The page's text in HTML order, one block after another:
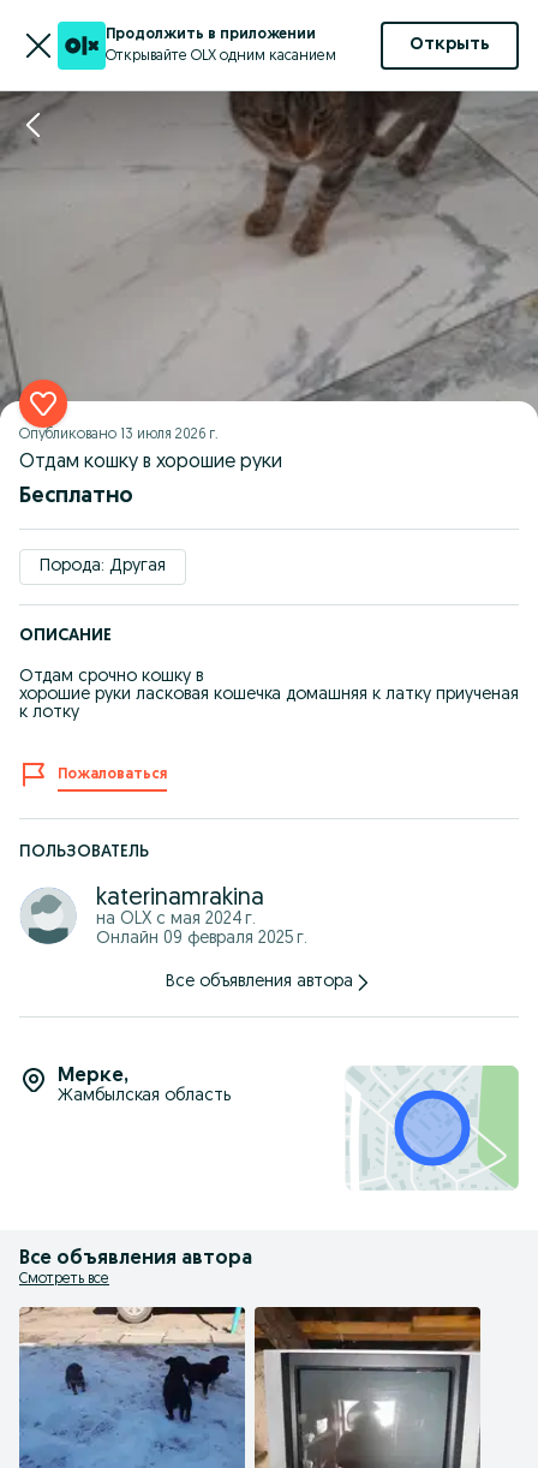
Продолжить в приложении
Открывайте OLX одним касанием
Открыть
Опубликовано 13 июля 2026 г.
Отдам кошку в хорошие руки
Бесплатно
Порода: Другая
ОПИСАНИЕ
Отдам срочно кошку в
хорошие руки ласковая кошечка домашняя к латку приученая
к лотку
Пожаловаться
ПОЛЬЗОВАТЕЛЬ
katerinamrakina
на OLX с мая 2024 г.
Онлайн 09 февраля 2025 г.
Все объявления автора
Мерке,
Жамбылская область
Все объявления автора
Смотреть все